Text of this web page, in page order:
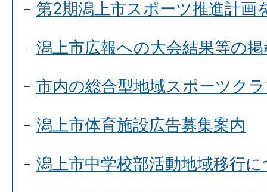
第2期潟上市スポーツ推進計画
潟上市広報への大会結果等の
市内の総合型地域スポーツク
潟上市体育施設広告募集案内
潟上市中学校部活動地域移行